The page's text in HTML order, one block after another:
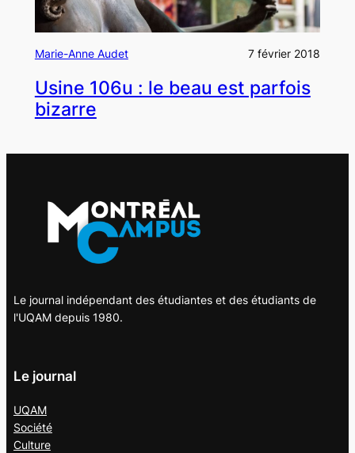
Marie-Anne Audet 7 février 2018
Usine 106u : le beau est parfois
bizarre
Le journal indépendant des étudiantes et des étudiants de
l'UQAM depuis 1980.
Le journal
UQAM
Société
Culture